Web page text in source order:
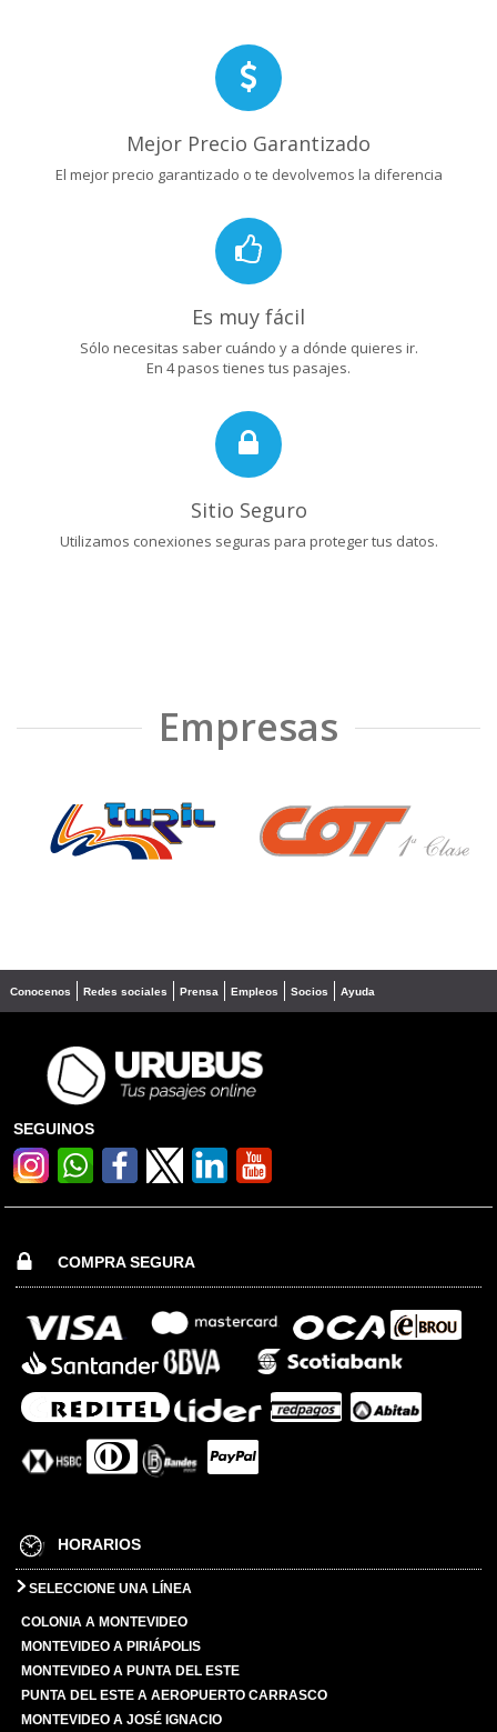
Mejor Precio Garantizado
El mejor precio garantizado o te devolvemos la diferencia
Es muy fácil
Sólo necesitas saber cuándo y a dónde quieres ir.
En 4 pasos tienes tus pasajes.
Sitio Seguro
Utilizamos conexiones seguras para proteger tus datos.
Empresas
❮ ❯
Conocenos Redes sociales Prensa Empleos Socios Ayuda
SEGUINOS
COMPRA SEGURA
HORARIOS
SELECCIONE UNA LÍNEA
COLONIA A MONTEVIDEO
MONTEVIDEO A PIRIÁPOLIS
MONTEVIDEO A PUNTA DEL ESTE
PUNTA DEL ESTE A AEROPUERTO CARRASCO
MONTEVIDEO A JOSÉ IGNACIO